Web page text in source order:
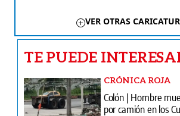
VER OTRAS
TE PUEDE
CRÓNICA ROJA
Colón | Hombre
por camión en los